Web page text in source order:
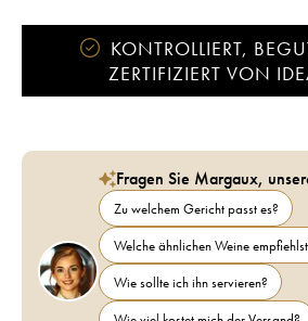
KONTROLLIERT,
ZERTIFIZIERT VON
Fragen Sie Margaux,
Zu welchem Gericht passt es?
Welche ähnlichen Weine
Wie sollte ich ihn servieren?